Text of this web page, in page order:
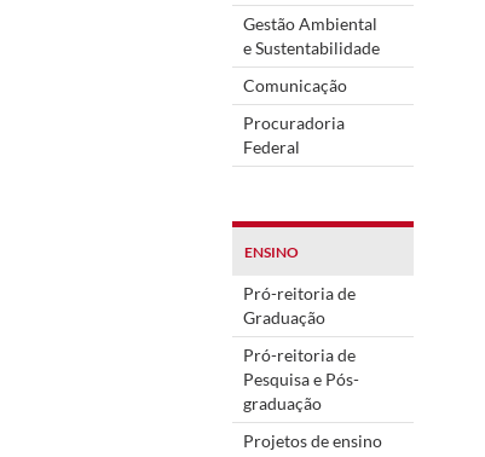
Gestão Ambiental
e Sustentabilidade
Comunicação
Procuradoria
Federal
ENSINO
Pró-reitoria de
Graduação
Pró-reitoria de
Pesquisa e Pós-
graduação
Projetos de ensino